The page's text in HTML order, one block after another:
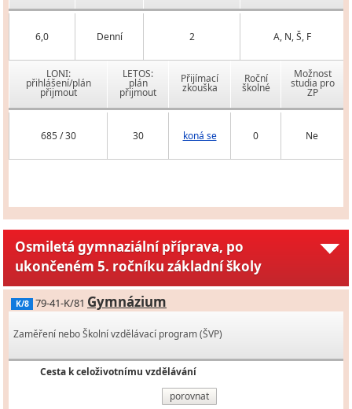
6,0 Denní 2 A, N, Š, F
LONI:
přihlášení/plán
přijmout
LETOS:
plán
přijmout
Přijímací
zkouška
Roční
školné
Možnost
studia pro
ZP
685 / 30 30 koná se 0 Ne
Osmiletá gymnaziální příprava, po
ukončeném 5. ročníku základní školy
K/8 79-41-K/81 Gymnázium
Zaměření nebo Školní vzdělávací program (ŠVP)
Cesta k celoživotnímu vzdělávání
porovnat